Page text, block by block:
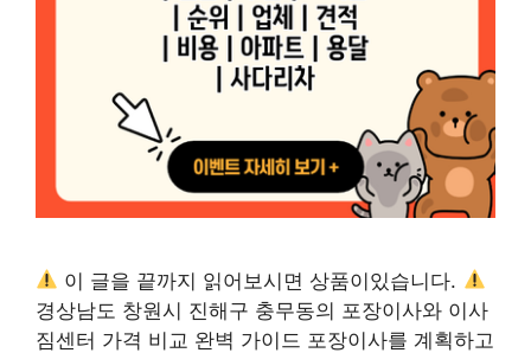
이 글을 끝까지 읽어보시면 상품이있습니다.
경상남도 창원시 진해구 충무동의 포장이사와 이사
짐센터 가격 비교 완벽 가이드 포장이사를 계획하고